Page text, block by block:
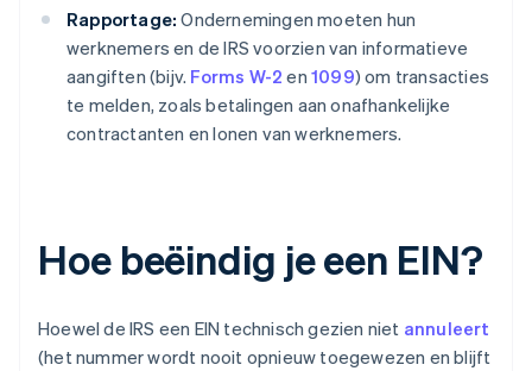
Rapportage: Ondernemingen moeten hun
werknemers en de IRS voorzien van informatieve
aangiften (bijv. Forms W-2 en1099) om transacties
te melden, zoals betalingen aan onafhankelijke
contractanten en lonen van werknemers.
Hoe beëindig je een EIN?
Hoewel de IRS een EIN technisch gezien niet annuleert
(het nummer wordt nooit opnieuw toegewezen en blijft